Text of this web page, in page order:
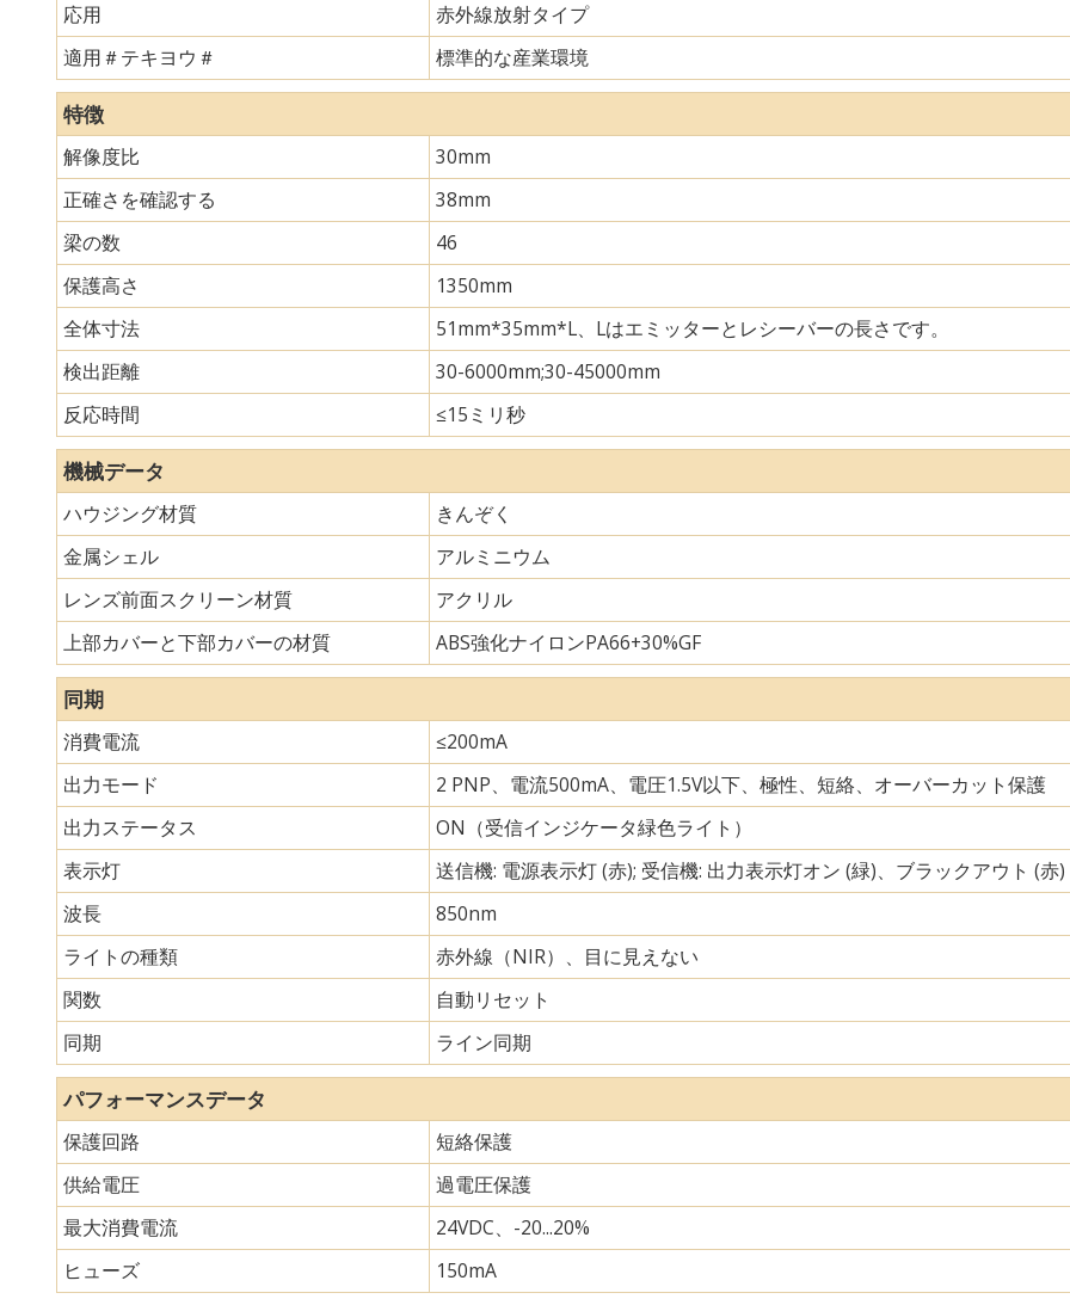
応用
赤外線放射タイプ
適用＃テキヨウ＃
標準的な産業環境
特徴
解像度比
30mm
正確さを確認する
38mm
梁の数
46
保護高さ
1350mm
全体寸法
51mm*35mm*L、Lはエミッターとレシーバーの長さです。
検出距離
30-6000mm;30-45000mm
反応時間
≤15ミリ秒
機械データ
ハウジング材質
きんぞく
金属シェル
アルミニウム
レンズ前面スクリーン材質
アクリル
上部カバーと下部カバーの材質
ABS強化ナイロンPA66+30%GF
同期
消費電流
≤200mA
出力モード
2 PNP、電流500mA、電圧1.5V以下、極性、短絡、オーバーカット保護
出力ステータス
ON（受信インジケータ緑色ライト）
表示灯
送信機: 電源表示灯 (赤); 受信機: 出力表示灯オン (緑)、ブラックアウト (赤)
波長
850nm
ライトの種類
赤外線（NIR）、目に見えない
関数
自動リセット
同期
ライン同期
パフォーマンスデータ
保護回路
短絡保護
供給電圧
過電圧保護
最大消費電流
24VDC、-20...20%
ヒューズ
150mA